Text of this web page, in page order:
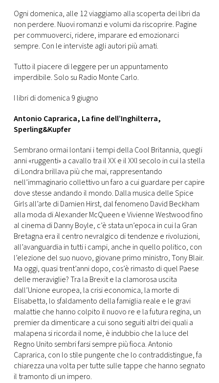
Ogni domenica, alle 12 viaggiamo alla scoperta dei libri da
non perdere. Nuovi romanzi e volumi da riscoprire. Pagine
per commuoverci, ridere, imparare ed emozionarci
sempre. Con le interviste agli autori più amati.
Tutto il piacere di leggere per un appuntamento
imperdibile. Solo su Radio Monte Carlo.
I libri di domenica 9 giugno
Antonio Caprarica, La fine dell’Inghilterra,
Sperling&Kupfer
Sembrano ormai lontani i tempi della Cool Britannia, quegli
anni «ruggenti» a cavallo tra il XX e il XXI secolo in cui la stella
di Londra brillava più che mai, rappresentando
nell’immaginario collettivo un faro a cui guardare per capire
dove stesse andando il mondo. Dalla musica delle Spice
Girls all’arte di Damien Hirst, dal fenomeno David Beckham
alla moda di Alexander McQueen e Vivienne Westwood fino
al cinema di Danny Boyle, c’è stata un’epoca in cui la Gran
Bretagna era il centro nevralgico di tendenze e rivoluzioni,
all’avanguardia in tutti i campi, anche in quello politico, con
l’elezione del suo nuovo, giovane primo ministro, Tony Blair.
Ma oggi, quasi trent’anni dopo, cos’è rimasto di quel Paese
delle meraviglie? Tra la Brexit e la clamorosa uscita
dall’Unione europea, la crisi economica, la morte di
Elisabetta, lo sfaldamento della famiglia reale e le gravi
malattie che hanno colpito il nuovo re e la futura regina, un
premier da dimenticare a cui sono seguiti altri dei quali a
malapena si ricorda il nome, è indubbio che la luce del
Regno Unito sembri farsi sempre più fioca. Antonio
Caprarica, con lo stile pungente che lo contraddistingue, fa
chiarezza una volta per tutte sulle tappe che hanno segnato
il tramonto di un impero.